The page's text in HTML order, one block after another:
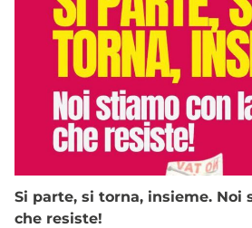
Si parte, si torna, insieme. Noi
che resiste!